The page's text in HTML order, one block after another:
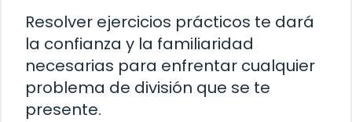
Resolver ejercicios prácticos te dará
la confianza y la familiaridad
necesarias para enfrentar cualquier
problema de división que se te
presente.